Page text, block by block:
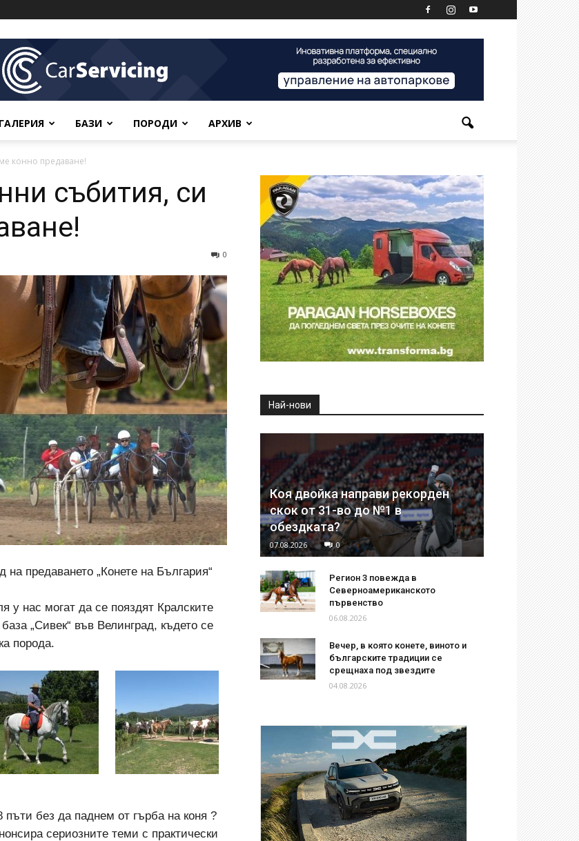
ГАЛЕРИЯ БАЗИ ПОРОДИ АРХИВ
конно предаване!
събития, си
0
предаването „Конете на България“
у нас могат да се пояздят Кралските
„Сивек“ във Велинград, където се
порода.
без да паднем от гърба на коня ?
сериозните теми с практически
Най-нови
Коя двойка направи рекорден
скок от 31-во до №1 в
обездката?
07.08.2026 0
Регион 3 повежда в
Северноамериканското
първенство
06.08.2026
Вечер, в която конете, виното и
българските традиции се
срещнаха под звездите
04.08.2026